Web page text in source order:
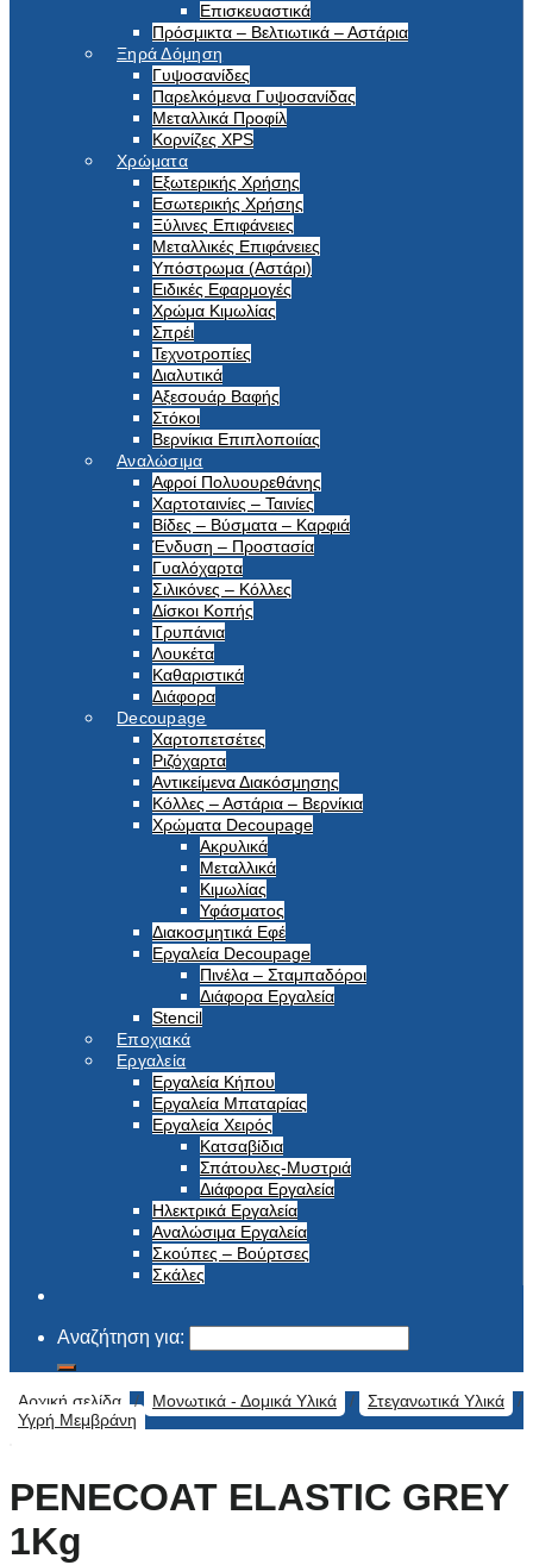
Επισκευαστικά
Πρόσμικτα – Βελτιωτικά – Αστάρια
Ξηρά Δόμηση
Γυψοσανίδες
Παρελκόμενα Γυψοσανίδας
Μεταλλικά Προφίλ
Κορνίζες XPS
Χρώματα
Εξωτερικής Χρήσης
Εσωτερικής Χρήσης
Ξύλινες Επιφάνειες
Μεταλλικές Επιφάνειες
Υπόστρωμα (Αστάρι)
Ειδικές Εφαρμογές
Χρώμα Κιμωλίας
Σπρέι
Τεχνοτροπίες
Διαλυτικά
Αξεσουάρ Βαφής
Στόκοι
Βερνίκια Επιπλοποιίας
Αναλώσιμα
Αφροί Πολυουρεθάνης
Χαρτοταινίες – Ταινίες
Βίδες – Βύσματα – Καρφιά
Ένδυση – Προστασία
Γυαλόχαρτα
Σιλικόνες – Κόλλες
Δίσκοι Κοπής
Τρυπάνια
Λουκέτα
Καθαριστικά
Διάφορα
Decoupage
Χαρτοπετσέτες
Ριζόχαρτα
Αντικείμενα Διακόσμησης
Κόλλες – Αστάρια – Βερνίκια
Χρώματα Decoupage
Ακρυλικά
Μεταλλικά
Κιμωλίας
Υφάσματος
Διακοσμητικά Εφέ
Εργαλεία Decoupage
Πινέλα – Σταμπαδόροι
Διάφορα Εργαλεία
Stencil
Εποχιακά
Εργαλεία
Εργαλεία Κήπου
Εργαλεία Μπαταρίας
Εργαλεία Χειρός
Κατσαβίδια
Σπάτουλες-Μυστριά
Διάφορα Εργαλεία
Ηλεκτρικά Εργαλεία
Αναλώσιμα Εργαλεία
Σκούπες – Βούρτσες
Σκάλες
Αναζήτηση για:
Αρχική σελίδα / Μονωτικά - Δομικά Υλικά / Στεγανωτικά Υλικά
/
Υγρή Μεμβράνη
PENECOAT ELASTIC GREY
1Kg